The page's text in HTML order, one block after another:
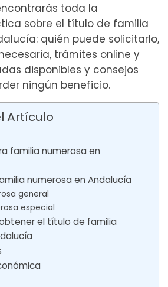
toda la
sobre el título de familia
quién puede solicitarlo,
trámites online y
disponibles y consejos
ningún beneficio.
Artículo
familia numerosa en
numerosa en Andalucía
general
especial
el título de familia